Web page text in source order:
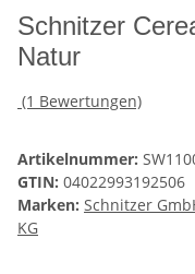
Schnitzer
Natur
(1 Bewertungen)
Artikelnummer:
GTIN: 04022993192506
Marken: Schnitzer
KG